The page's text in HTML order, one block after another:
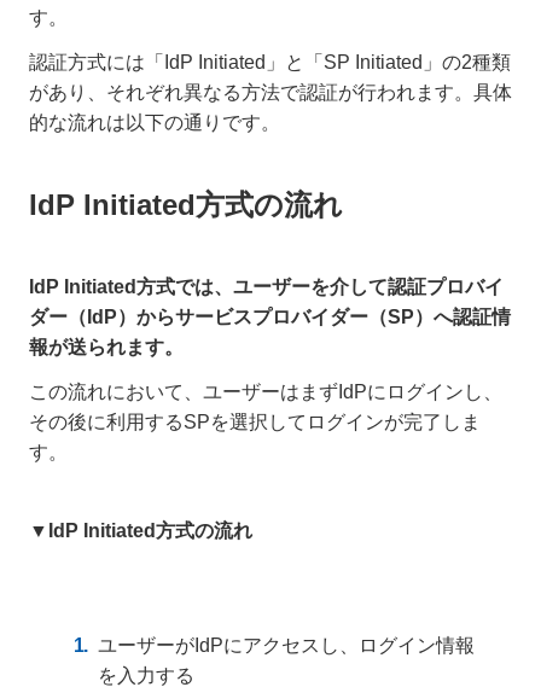
す。
認証方式には「IdP Initiated」と「SP Initiated」の2種類
があり、それぞれ異なる方法で認証が行われます。具体
的な流れは以下の通りです。
IdP Initiated方式の流れ
IdP Initiated方式では、ユーザーを介して認証プロバイ
ダー（IdP）からサービスプロバイダー（SP）へ認証情
報が送られます。
この流れにおいて、ユーザーはまずIdPにログインし、
その後に利用するSPを選択してログインが完了しま
す。
▼IdP Initiated方式の流れ
ユーザーがIdPにアクセスし、ログイン情報
を入力する